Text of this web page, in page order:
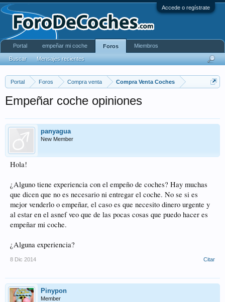
Accede o regístrate
Portal Foros Compra venta Compra Venta Coches
Empeñar coche opiniones
panyagua
New Member
Hola!
¿Alguno tiene experiencia con el empeño de coches? Hay muchas
que dicen que no es necesario ni entregar el coche. No se si es
mejor venderlo o empeñar, el caso es que necesito dinero urgente y
al estar en el asnef veo que de las pocas cosas que puedo hacer es
empeñar mi coche.
¿Alguna experiencia?
8 Dic 2014 Citar
Pinypon
Member
Portal empeñar mi coche Foros
Buscar Mensajes recientes
Miembros